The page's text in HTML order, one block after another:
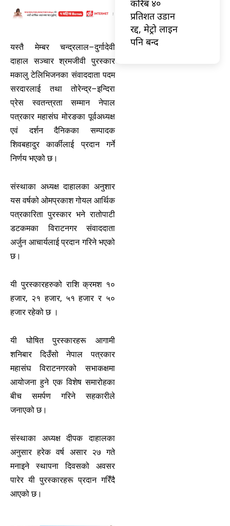
यस्तै मेम्बर चन्द्रलाल–दुर्गादेवी
दाहाल सञ्चार श्रमजीवी पुरस्कार
मकालु टेलिभिजनका संवाददाता पदम
सरदारलाई तथा तोरेन्द्र–इन्दिरा
प्रेस स्वतन्त्रता सम्मान नेपाल
पत्रकार महासंघ मोरङका पूर्वअध्यक्ष
एवं दर्शन दैनिकका सम्पादक
शिवबहादुर कार्कीलाई प्रदान गर्ने
निर्णय भएको छ।
संस्थाका अध्यक्ष दाहालका अनुशार
यस वर्षको ओमप्रकाश गोयल आर्थिक
पत्रकारिता पुरस्कार भने रातोपाटी
डटकमका विराटनगर संवाददाता
अर्जुन आचार्यलाई प्रदान गरिने भएको
छ।
यी पुरस्कारहरुको राशि क्रमश १०
हजार, २१ हजार, ५१ हजार र ५०
हजार रहेको छ ।
यी घोषित पुरस्कारहरू आगामी
शनिबार दिउँसो नेपाल पत्रकार
महासंघ विराटनगरको सभाकक्षमा
आयोजना हुने एक विशेष समारोहका
बीच समर्पण गरिने सहकारीले
जनाएको छ।
संस्थाका अध्यक्ष दीपक दाहालका
अनुसार हरेक वर्ष असार २७ गते
मनाइने स्थापना दिवसको अवसर
पारेर यी पुरस्कारहरू प्रदान गरिँदै
आएको छ।
करिब ४०
प्रतिशत उडान
रद्द, मेट्रो लाइन
पनि बन्द